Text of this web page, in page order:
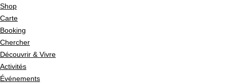
Shop
Carte
Booking
Chercher
Découvrir & Vivre
Activités
Événements